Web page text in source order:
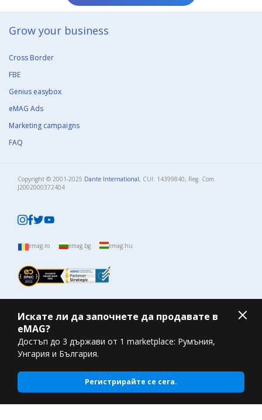
Grow your business​
Cross Border
FBE
Genius easybox
eMAG Ads
Marketing campaigns
FAQ
Copyright © 2001-2025 Dante International, CUI: 14399840, Reg. Com.
J2002000372404​
emag.ro emag.bg emag.hu
Искате ли да започнете да продавате в
eMAG?
Достъп до 3 държави от 1 marketplace: Румъния,
Унгария и България.
Регистрирайте се сега.